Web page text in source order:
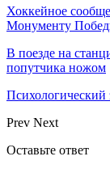
Хоккейное
Монументу
В поезде на
попутчика ножом
Психологический
Prev Next
Оставьте ответ